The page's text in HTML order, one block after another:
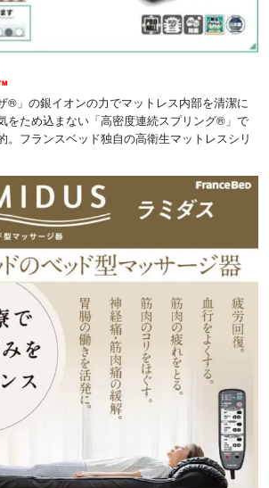
®」の銀イオンの力でマットレス内部を清潔に
をため込まない「高密度連続スプリング®」で
。フランスベッド独自の高衛生マットレスシリ